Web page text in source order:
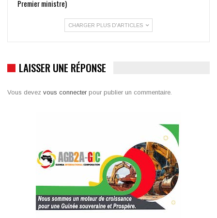
Premier ministre)
CHARGER PLUS D'ARTICLES
LAISSER UNE RÉPONSE
Vous devez vous connecter pour publier un commentaire.